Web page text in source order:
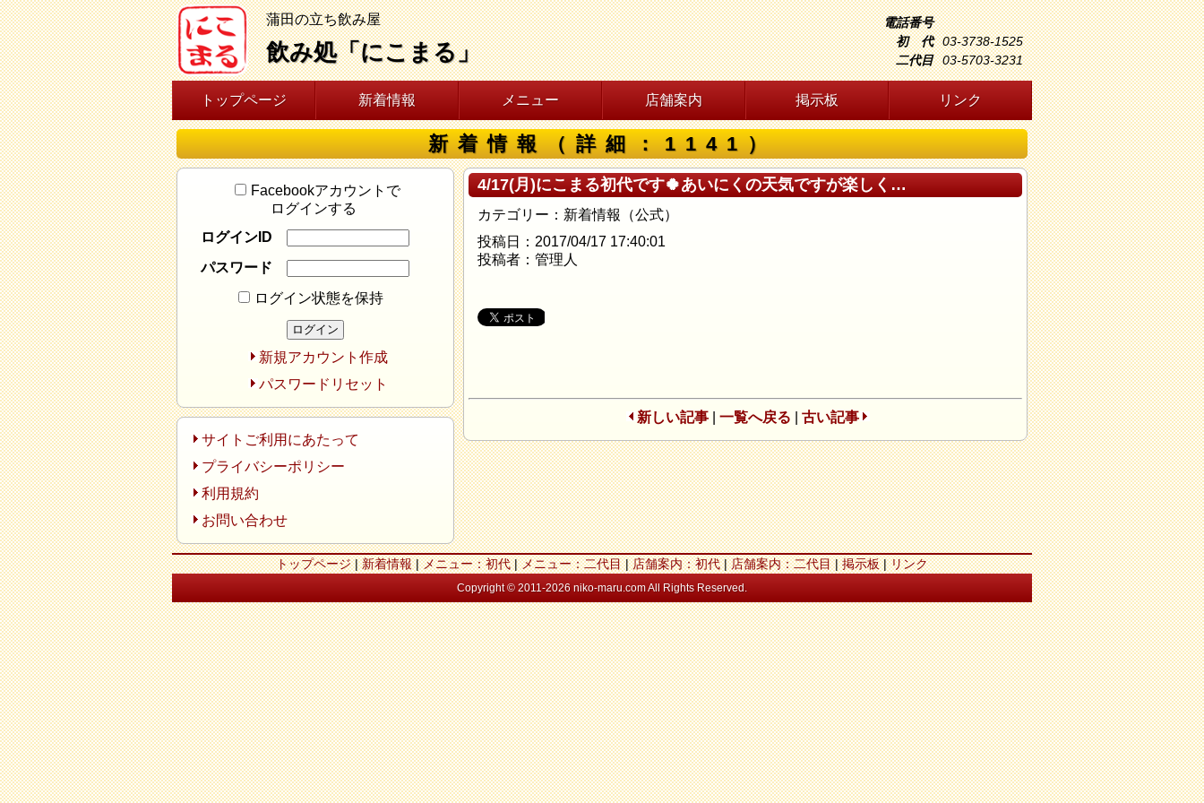
蒲田の立ち飲み屋
飲み処「にこまる」
電話番号
初 代
03-3738-1525
二代目
03-5703-3231
トップページ 新着情報 メニュー 店舗案内 掲示板 リンク
新着情報（詳細：1141）
4/17(月)にこまる初代です🍀あいにくの天気ですが楽しく…
カテゴリー：新着情報（公式）
投稿日：2017/04/17 17:40:01
投稿者：管理人
新しい記事| 一覧へ戻る 古い記事
Facebookアカウントで
ログインする
ログインID
パスワード
ログイン状態を保持
新規アカウント作成
パスワードリセット
サイトご利用にあたって
プライバシーポリシー
利用規約
お問い合わせ
トップページ|新着情報|メニュー：初代|メニュー：二代目|店舗案内：初代|店舗案内：二代目|掲示板|リンク
Copyright © 2011-2026 niko-maru.com All Rights Reserved.